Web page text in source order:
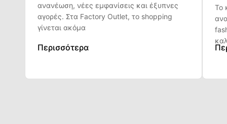
ανανέωση, νέες εμφανίσεις και έξυπνες
αγορές. Στα Factory Outlet, το shopping
γίνεται ακόμα
Περισσότερα
Το